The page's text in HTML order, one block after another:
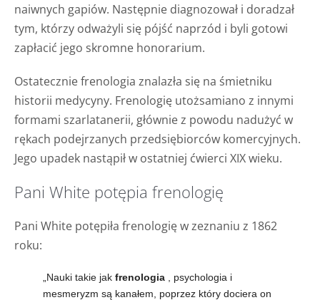
naiwnych gapiów. Następnie diagnozował i doradzał
tym, którzy odważyli się pójść naprzód i byli gotowi
zapłacić jego skromne honorarium.
Ostatecznie frenologia znalazła się na śmietniku
historii medycyny. Frenologię utożsamiano z innymi
formami szarlatanerii, głównie z powodu nadużyć w
rękach podejrzanych przedsiębiorców komercyjnych.
Jego upadek nastąpił w ostatniej ćwierci XIX wieku.
Pani White potępia frenologię
Pani White potępiła frenologię w zeznaniu z 1862
roku:
„Nauki takie jak frenologia , psychologia i
mesmeryzm są kanałem, poprzez który dociera on